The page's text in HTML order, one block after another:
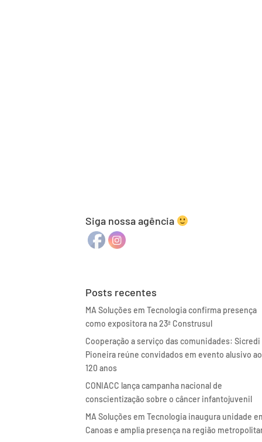
Siga nossa agência
Posts recentes
MA Soluções em Tecnologia confirma presença
como expositora na 23ª Construsul
Cooperação a serviço das comunidades: Sicredi
Pioneira reúne convidados em evento alusivo
120 anos
CONIACC lança campanha nacional de
conscientização sobre o câncer infantojuvenil
MA Soluções em Tecnologia inaugura unidade
Canoas e amplia presença na região